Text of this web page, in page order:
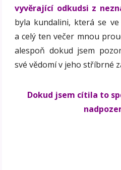
vyvěrající odkudsi z
byla kundalini, která se
a celý ten večer mnou
alespoň dokud jsem
své vědomí v jeho stříbrné
Dokud jsem cítila to